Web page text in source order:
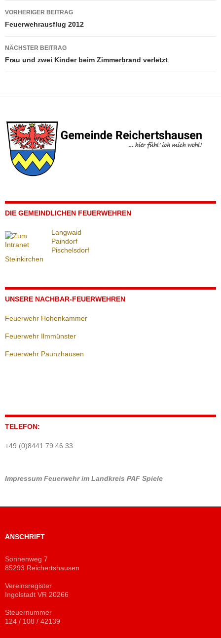
Beitragsnavigation
VORHERIGER BEITRAG
Feuerwehrausflug 2012
NÄCHSTER BEITRAG
Frau und zwei Kinder beim Zimmerbrand verletzt
DIE GEMEINDLICHEN FEUERWEHREN
Langwaid
Paindorf
Pischelsdorf
Steinkirchen
UNSERE NACHBAR-FEUERWEHREN
Feuerwehr Hohenkammer
Feuerwehr Ilmmünster
Feuerwehr Paunzhausen
TELEFON:
+49 (0)8441 79 46 33
Impressum Feuerwehr im Landkreis PAF Spiele
ANSCHRIFT
Sonnenweg 7
85293 Reichertshausen
Vereinsregister
Ingolstadt VR 20266
Steuernummer
124 / 108 / 42139